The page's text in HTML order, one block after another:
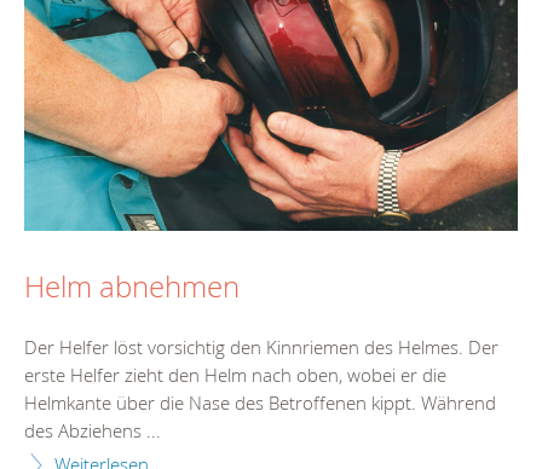
Helm abnehmen
Der Helfer löst vorsichtig den Kinnriemen des Helmes. Der
erste Helfer zieht den Helm nach oben, wobei er die
Helmkante über die Nase des Betroffenen kippt. Während
des Abziehens ...